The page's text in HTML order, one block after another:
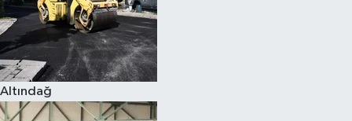
Altındağ